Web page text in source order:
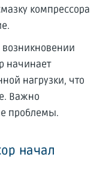
компрессора
возникновении
начинает
нагрузки, что
Важно
проблемы.
начал